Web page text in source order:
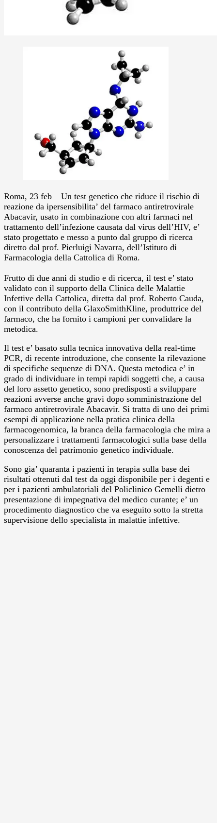
Roma, 23 feb – Un test genetico che riduce il rischio di
reazione da ipersensibilita’ del farmaco antiretrovirale
Abacavir, usato in combinazione con altri farmaci nel
trattamento dell’infezione causata dal virus dell’HIV, e’
stato progettato e messo a punto dal gruppo di ricerca
diretto dal prof. Pierluigi Navarra, dell’Istituto di
Farmacologia della Cattolica di Roma.
Frutto di due anni di studio e di ricerca, il test e’ stato
validato con il supporto della Clinica delle Malattie
Infettive della Cattolica, diretta dal prof. Roberto Cauda,
con il contributo della GlaxoSmithKline, produttrice del
farmaco, che ha fornito i campioni per convalidare la
metodica.
Il test e’ basato sulla tecnica innovativa della real-time
PCR, di recente introduzione, che consente la rilevazione
di specifiche sequenze di DNA. Questa metodica e’ in
grado di individuare in tempi rapidi soggetti che, a causa
del loro assetto genetico, sono predisposti a sviluppare
reazioni avverse anche gravi dopo somministrazione del
farmaco antiretrovirale Abacavir. Si tratta di uno dei primi
esempi di applicazione nella pratica clinica della
farmacogenomica, la branca della farmacologia che mira a
personalizzare i trattamenti farmacologici sulla base della
conoscenza del patrimonio genetico individuale.
Sono gia’ quaranta i pazienti in terapia sulla base dei
risultati ottenuti dal test da oggi disponibile per i degenti e
per i pazienti ambulatoriali del Policlinico Gemelli dietro
presentazione di impegnativa del medico curante; e’ un
procedimento diagnostico che va eseguito sotto la stretta
supervisione dello specialista in malattie infettive.